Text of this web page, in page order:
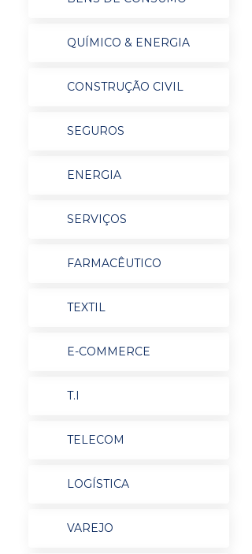
QUÍMICO & ENERGIA
CONSTRUÇÃO CIVIL
SEGUROS
ENERGIA
SERVIÇOS
FARMACÊUTICO
TEXTIL
E-COMMERCE
T.I
TELECOM
LOGÍSTICA
VAREJO